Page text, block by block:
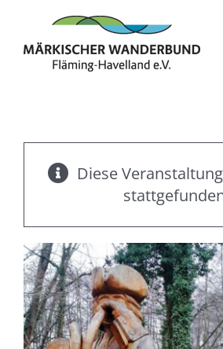
springen
Diese